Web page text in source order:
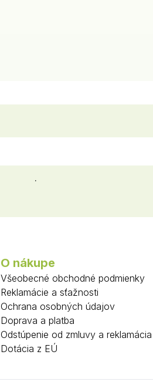
.
O nákupe
Všeobecné obchodné podmienky
Reklamácie a sťažnosti
Ochrana osobných údajov
Doprava a platba
Odstúpenie od zmluvy a reklamácia
Dotácia z EÚ